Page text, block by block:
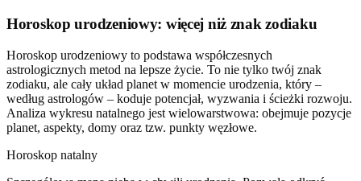
Horoskop urodzeniowy: więcej niż znak zodiaku
Horoskop urodzeniowy to podstawa współczesnych
astrologicznych metod na lepsze życie. To nie tylko twój znak
zodiaku, ale cały układ planet w momencie urodzenia, który –
według astrologów – koduje potencjał, wyzwania i ścieżki rozwoju.
Analiza wykresu natalnego jest wielowarstwowa: obejmuje pozycje
planet, aspekty, domy oraz tzw. punkty węzłowe.
Horoskop natalny